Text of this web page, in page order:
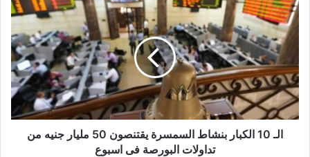
«ACI»
على
الشحنات
الجوية
في
الأول
من
يناير
المقبل
10
الكبار
بنشاط
السمسرة
يقتنصون
50
مليار
جنيه
الـ 10 الكبار بنشاط السمسرة يقتنصون 50 مليار جنيه من
تداولات البورصة فى اسبوع